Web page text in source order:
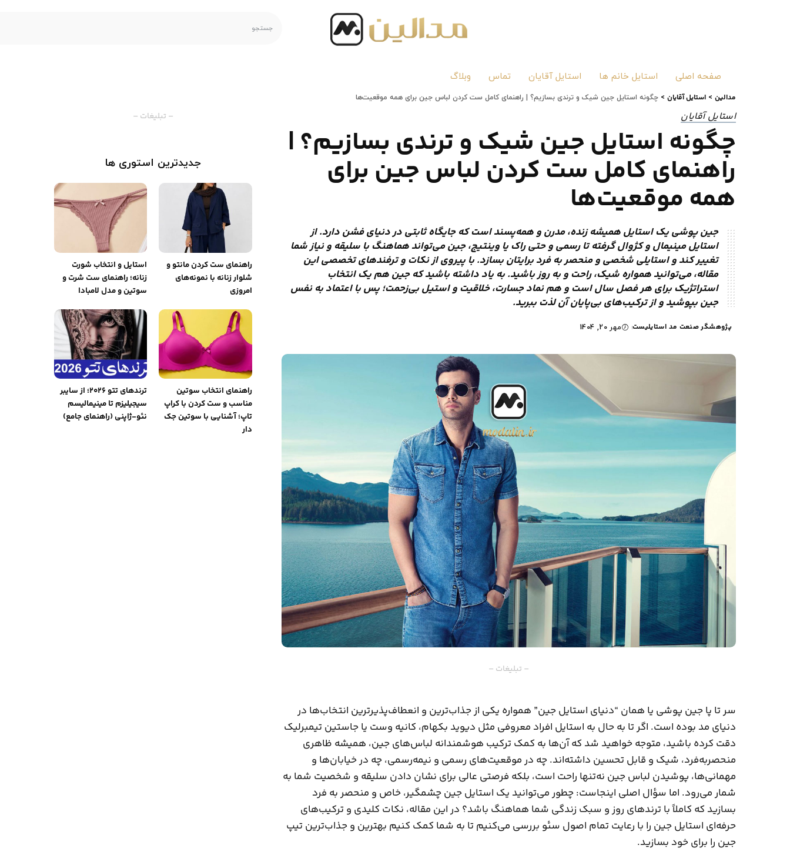
صفحه اصلی استایل خانم ها استایل آقایان تماس وبلاگ
مدالین > استایل آقایان > چگونه استایل جین شیک و ترندی بسازیم؟ | راهنمای کامل ست کردن لباس جین برای همه موقعیت‌ها
استایل آقایان
چگونه استایل جین شیک و ترندی بسازیم؟ |
راهنمای کامل ست کردن لباس جین برای
همه موقعیت‌ها
جین پوشی یک استایل همیشه زنده، مدرن و همه‌پسند است که جایگاه ثابتی در دنیای فشن دارد. از
استایل مینیمال و کژوال گرفته تا رسمی و حتی راک یا وینتیج، جین می‌تواند هماهنگ با سلیقه و نیاز شما
تغییر کند و استایلی شخصی و منحصر به فرد برایتان بسازد. با پیروی از نکات و ترفندهای تخصصی این
مقاله، می‌توانید همواره شیک، راحت و به روز باشید. به یاد داشته باشید که جین هم یک انتخاب
استراتژیک برای هر فصل سال است و هم نماد جسارت، خلاقیت و استیل بی‌زحمت؛ پس با اعتماد به نفس
جین بپوشید و از ترکیب‌های بی‌پایان آن لذت ببرید.
پژوهشگر صنعت مد استایلیست مهر 20, 1404
– تبلیغات –
سر تا پا جین پوشی یا همان “دنیای استایل جین” همواره یکی از جذاب‌ترین و انعطاف‌پذیرترین انتخاب‌ها در
دنیای مد بوده است. اگر تا به حال به استایل افراد معروفی مثل دیوید بکهام، کانیه وست یا جاستین تیمبرلیک
دقت کرده باشید، متوجه خواهید شد که آن‌ها به کمک ترکیب هوشمندانه لباس‌های جین، همیشه ظاهری
منحصربه‌فرد، شیک و قابل تحسین داشته‌اند. چه در موقعیت‌های رسمی و نیمه‌رسمی، چه در خیابان‌ها و
مهمانی‌ها، پوشیدن لباس‌ جین نه‌تنها راحت است، بلکه فرصتی عالی برای نشان دادن سلیقه و شخصیت شما به
شمار می‌رود. اما سؤال اصلی اینجاست: چطور می‌توانید یک استایل جین چشمگیر، خاص و منحصر به فرد
بسازید که کاملاً با ترندهای روز و سبک زندگی شما هماهنگ باشد؟ در این مقاله، نکات کلیدی و ترکیب‌های
حرفه‌ای استایل جین را با رعایت تمام اصول سئو بررسی می‌کنیم تا به شما کمک کنیم بهترین و جذاب‌ترین تیپ
جین را برای خود بسازید.
– تبلیغات –
جدیدترین استوری ها
راهنمای ست کردن مانتو و
شلوار زنانه با نمونه‌های
امروزی
استایل و انتخاب شورت
زنانه؛ راهنمای ست شرت و
سوتین و مدل لامبادا
راهنمای انتخاب سوتین
مناسب و ست کردن با کراپ
تاپ؛ آشنایی با سوتین جک
دار
ترندهای تتو ۲۰۲۶؛ از سایبر
سیجیلیزم تا مینیمالیسم
نئو-ژاپنی (راهنمای جامع)